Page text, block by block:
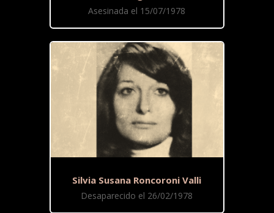
Asesinada el 15/07/1978
Silvia Susana Roncoroni Valli
Desaparecido el 26/02/1978